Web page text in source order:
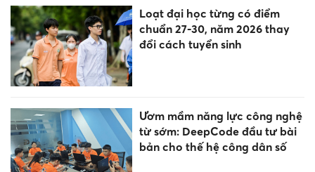
Loạt đại học từng có điểm
chuẩn 27-30, năm 2026 thay
đổi cách tuyển sinh
Ươm mầm năng lực công nghệ
từ sớm: DeepCode đầu tư bài
bản cho thế hệ công dân số